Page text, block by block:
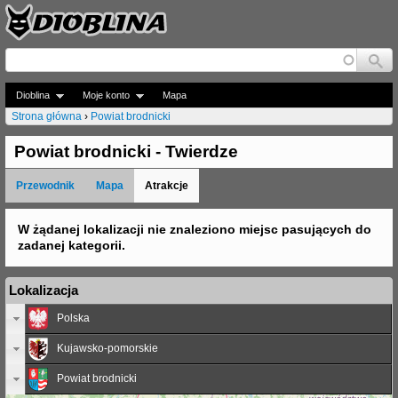
Jump to navigation
Dioblina Moje konto Mapa
J
e
s
e
ś
t
a
Strona główna › Powiat brodnicki
Powiat brodnicki - Twierdze
Przewodnik Mapa Atrakcje
W żądanej lokalizacji nie znaleziono miejsc pasujących do
zadanej kategorii.
Lokalizacja
Polska
Kujawsko-pomorskie
Powiat brodnicki